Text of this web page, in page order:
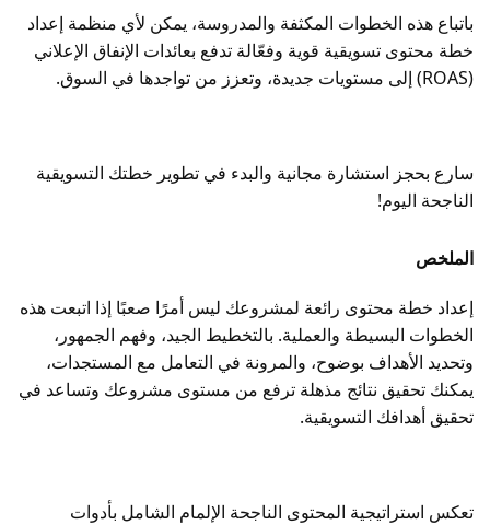
باتباع هذه الخطوات المكثفة والمدروسة، يمكن لأي منظمة إعداد
خطة محتوى تسويقية قوية وفعّالة تدفع بعائدات الإنفاق الإعلاني
(ROAS) إلى مستويات جديدة، وتعزز من تواجدها في السوق.
سارع بحجز استشارة مجانية والبدء في تطوير خطتك التسويقية
الناجحة اليوم!
الملخص
إعداد خطة محتوى رائعة لمشروعك ليس أمرًا صعبًا إذا اتبعت هذه
الخطوات البسيطة والعملية. بالتخطيط الجيد، وفهم الجمهور،
وتحديد الأهداف بوضوح، والمرونة في التعامل مع المستجدات،
يمكنك تحقيق نتائج مذهلة ترفع من مستوى مشروعك وتساعد في
تحقيق أهدافك التسويقية.
تعكس استراتيجية المحتوى الناجحة الإلمام الشامل بأدوات